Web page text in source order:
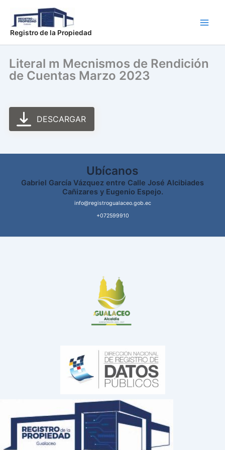
contenido
Registro de la Propiedad
Literal m Mecnismos de Rendición
de Cuentas Marzo 2023
DESCARGAR
Ubícanos
Gabriel García Vázquez entre Calle José Alcibiades
Cañizares y Eugenio Espejo.
info@registrogualaceo.gob.ec
+072599910